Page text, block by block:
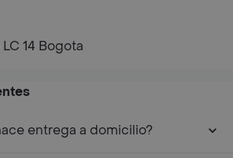
LC 14 Bogota
entrega a domicilio?